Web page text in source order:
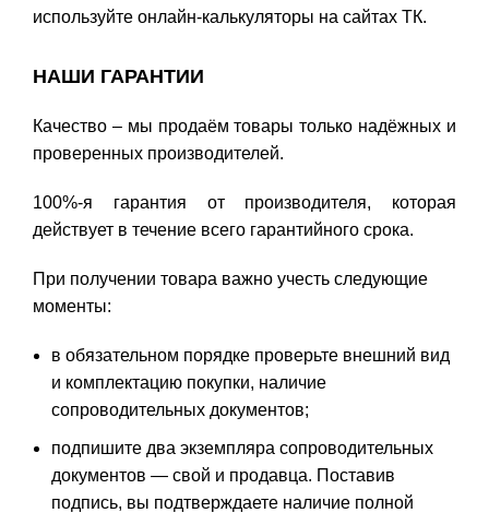
используйте онлайн-калькуляторы на сайтах ТК.
НАШИ ГАРАНТИИ
Качество – мы продаём товары только надёжных и
проверенных производителей.
100%-я гарантия от производителя, которая
действует в течение всего гарантийного срока.
При получении товара важно учесть следующие
моменты:
в обязательном порядке проверьте внешний вид
и комплектацию покупки, наличие
сопроводительных документов;
подпишите два экземпляра сопроводительных
документов — свой и продавца. Поставив
подпись, вы подтверждаете наличие полной